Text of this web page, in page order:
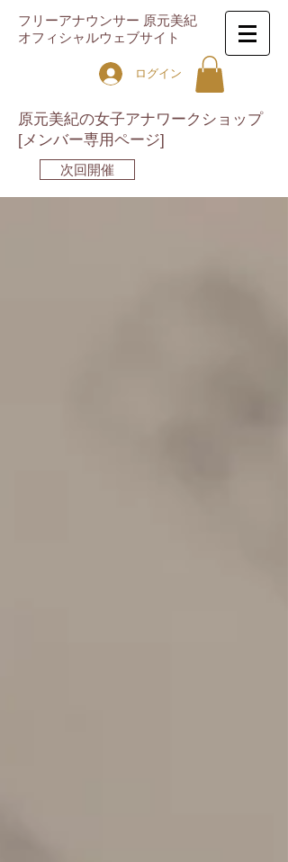
フリーアナウンサー 原元美紀
オフィシャルウェブサイト
ログイン
原元美紀の女子アナワークショップ
[メンバー専用ページ]
次回開催